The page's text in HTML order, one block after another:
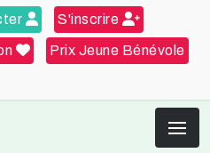
S'inscrire
Prix Jeune Bénévole